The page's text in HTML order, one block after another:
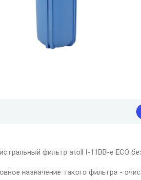
фильтр atoll I-11BB-e ECO
назначение такого фильтра -